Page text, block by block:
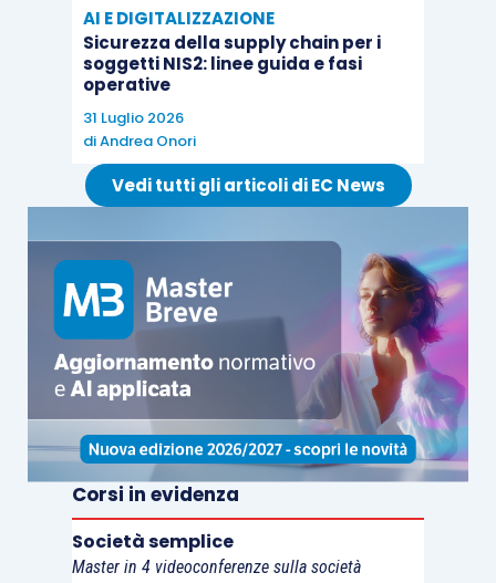
spedizione.
Il dubbio che era sorto in sede comunitaria era
chi dovesse essere la firma sulla CMR
risposta era abbastanza scontata (solo dal
trasportatore), posto che il documento fa fede
se risulta rilasciato da una parte che è
indipendente dal cedente e dal cessionario ;
tuttavia, la prudenza non è mai troppa.La
circolare 12/E/2020ha il pregio di chiarire che
la CMR deve riportare solo la firma del
trasportatore.
Qualora, quindi, il cedente sia in possesso di una
CMR, dalla quale chiaramente risulti la
destinazione estera del cliente, firmata dal
trasportatore,per integrare la prova del
Regolamento gli è sufficiente entrare in
AI E DIGITALIZZAZIONE
Sicurezza della supply chain per i
soggetti NIS2: linee guida e fasi
operative
31 Luglio 2026
diAndrea Onori
Vedi tutti gli articoli di EC News
Corsi in evidenza
Società semplice
Master in 4 videoconferenze sulla società